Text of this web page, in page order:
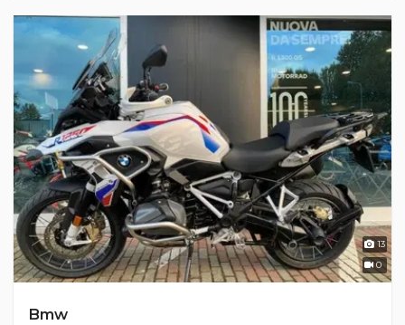
13
0
Bmw